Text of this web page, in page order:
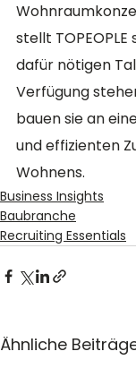
stellt
dafür nötigen
Verfügung
bauen sie an
und effizienten
Wohnens.
Business Insights
Baubranche
Recruiting Essentials
Ähnliche